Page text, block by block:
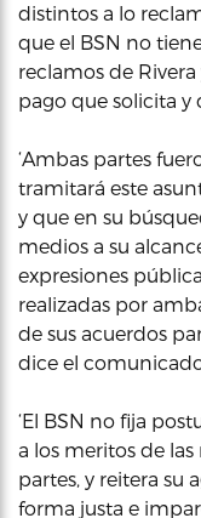
distintos a lo
que el BSN no
reclamos de
pago que solicita y
‘Ambas partes
tramitará este
y que en su
medios a su
expresiones
realizadas por
de sus acuerdos
dice el
‘El BSN no fija
a los meritos de
partes, y reitera su
forma justa e